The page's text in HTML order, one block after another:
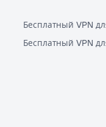
Бесплатный VPN
Бесплатный VPN